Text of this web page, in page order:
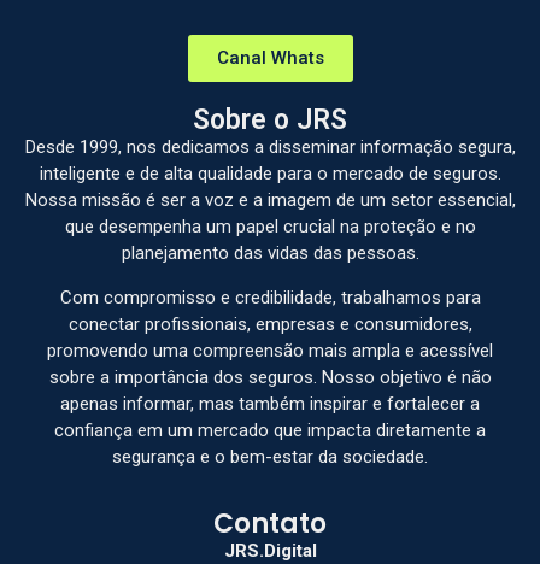
Canal Whats
Sobre o JRS
Desde 1999, nos dedicamos a disseminar informação segura,
inteligente e de alta qualidade para o mercado de seguros.
Nossa missão é ser a voz e a imagem de um setor essencial,
que desempenha um papel crucial na proteção e no
planejamento das vidas das pessoas.
Com compromisso e credibilidade, trabalhamos para
conectar profissionais, empresas e consumidores,
promovendo uma compreensão mais ampla e acessível
sobre a importância dos seguros. Nosso objetivo é não
apenas informar, mas também inspirar e fortalecer a
confiança em um mercado que impacta diretamente a
segurança e o bem-estar da sociedade.
Contato
JRS.Digital